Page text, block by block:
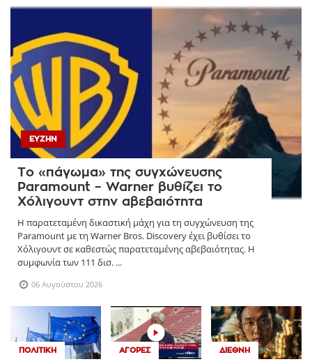
ΕΥΖΗΝ
Το «πάγωμα» της συγχώνευσης
Paramount – Warner βυθίζει το
Χόλιγουντ στην αβεβαιότητα
Η παρατεταμένη δικαστική μάχη για τη συγχώνευση της
Paramount με τη Warner Bros. Discovery έχει βυθίσει το
Χόλιγουντ σε καθεστώς παρατεταμένης αβεβαιότητας. Η
συμφωνία των 111 δισ. ...
06 Αυγούστου 2026
ΠΟΛΙΤΙΚΉ ΑΓΟΡΈΣ ΔΙΕΘΝΉ